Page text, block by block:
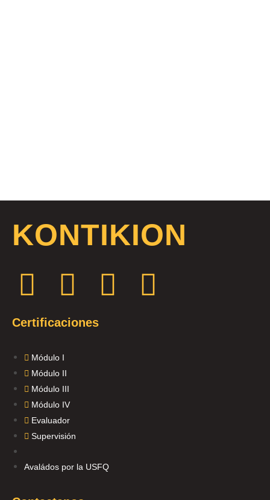
KONTIKION
Certificaciones
Módulo I
Módulo II
Módulo III
Módulo IV
Evaluador
Supervisión
Avaládos por la USFQ